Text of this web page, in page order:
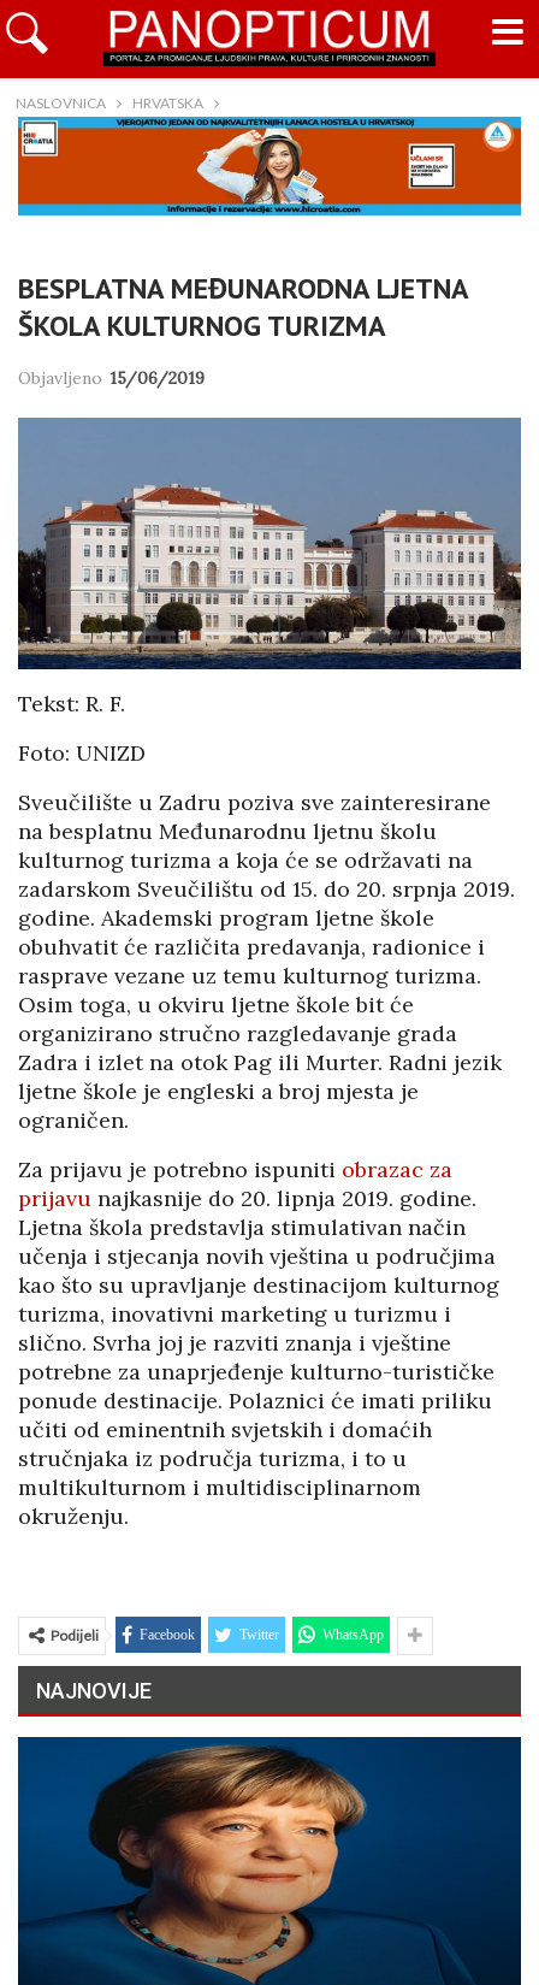
NASLOVNICA HRVATSKA
BESPLATNA MEĐUNARODNA LJETNA
ŠKOLA KULTURNOG TURIZMA
Objavljeno 15/06/2019
Tekst: R. F.
Foto: UNIZD
Sveučilište u Zadru poziva sve zainteresirane
na besplatnu Međunarodnu ljetnu školu
kulturnog turizma a koja će se održavati na
zadarskom Sveučilištu od 15. do 20. srpnja 2019.
godine. Akademski program ljetne škole
obuhvatit će različita predavanja, radionice i
rasprave vezane uz temu kulturnog turizma.
Osim toga, u okviru ljetne škole bit će
organizirano stručno razgledavanje grada
Zadra i izlet na otok Pag ili Murter. Radni jezik
ljetne škole je engleski a broj mjesta je
ograničen.
Za prijavu je potrebno ispuniti obrazac za
prijavu najkasnije do 20. lipnja 2019. godine.
Ljetna škola predstavlja stimulativan način
učenja i stjecanja novih vještina u područjima
kao što su upravljanje destinacijom kulturnog
turizma, inovativni marketing u turizmu i
slično. Svrha joj je razviti znanja i vještine
potrebne za unaprjeđenje kulturno-turističke
ponude destinacije. Polaznici će imati priliku
učiti od eminentnih svjetskih i domaćih
stručnjaka iz područja turizma, i to u
multikulturnom i multidisciplinarnom
okruženju.
Podijeli Facebook Twitter WhatsApp
NAJNOVIJE